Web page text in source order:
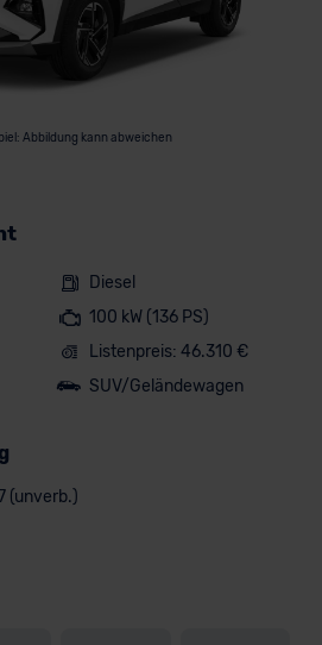
Abbildung kann abweichen
Diesel
100 kW (136 PS)
Listenpreis: 46.310 €
SUV/Geländewagen
(unverb.)